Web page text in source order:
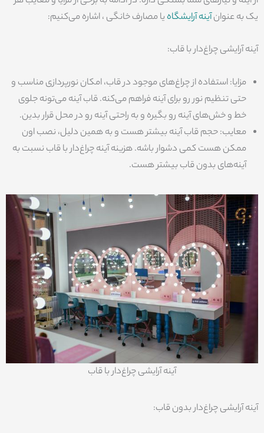
یک به عنوانآینه آرایشگاهیا مصارف خانگی ، اشاره می‌کنیم:
آینه آرایشی چراغ‌دار با قاب:
مزایا: استفاده از چراغ‌های موجود در قاب، امکان نورپردازی مناسب و
حتی تنظیم نور رو برای آینه فراهم می‌کنه. قاب آینه می‌تونه جلوی
خط و خش‌های آینه رو بگیره و به راحتی آینه رو در محل قرار بدین.
معایب: حجم قاب آینه بیشتر هست و به همین دلیل، نصب اون
ممکن هست کمی دشوار باشه. هزینه آینه چراغ‌دار با قاب نسبت به
آینه‌های بدون قاب بیشتر هست.
آینه آرایشی چراغ‌دار با قاب
آینه آرایشی چراغ‌دار بدون قاب: